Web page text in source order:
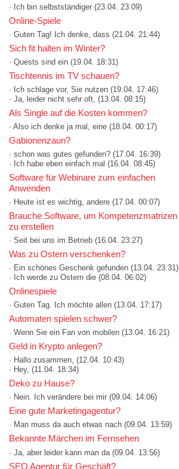
· Ich bin selbstständiger (23.04. 23:09)
Online-Spiele
· Guten Tag! Ich denke, dass (21.04. 21:44)
Sich fit halten im Winter?
· Quests sind ein (19.04. 18:31)
Tischtennis im TV schauen?
· Ich schlage vor, Sie nutzen (19.04. 17:46)
· Ja, leider nicht sehr oft, (13.04. 08:15)
Als Single auf die Kosten kommen?
· Also ich denke ja mal, eine (18.04. 00:17)
Gabionenzaun?
· schon was gutes gefunden? (17.04. 16:39)
· Ich habe eben einfach mal (16.04. 08:45)
Software für Webinare zum einfachen
Anwenden
· Heute ist es wichtig, andere (17.04. 00:07)
Brauche Software, um Kompetenzmatrizen
zu erstellen
· Seit bei uns im Betrieb (16.04. 23:27)
Was zu Ostern verschenken?
· Ein schönes Geschenk gefunden (13.04. 23:31)
· Ich werde zu Ostern die (08.04. 06:02)
Onlinespiele
· Guten Tag. Ich möchte allen (13.04. 17:17)
Automaten spielen schwer?
· Wenn Sie ein Fan von mobilen (13.04. 16:21)
Geld in Krypto anlegen?
· Hallo zusammen, (12.04. 10:43)
· Hey, (11.04. 18:34)
Deko zu Hause?
· Nein. Ich verändere bei mir (09.04. 14:06)
Eine gute Marketingagentur?
· Man muss da auch etwas nach (09.04. 13:59)
Bekannte Märchen im Fernsehen
· Ja, aber leider kann man da (09.04. 13:56)
SEO Agentur für Geschäft?